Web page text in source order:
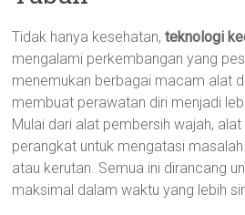
Tidak hanya kesehatan,teknologi
mengalami perkembangan yang
menemukan berbagai macam alat
membuat perawatan diri menjadi
Mulai dari alat pembersih wajah,
perangkat untuk mengatasi
atau kerutan. Semua ini dirancang
maksimal dalam waktu yang lebih